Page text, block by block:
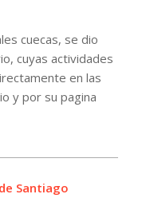
cuecas, se dio
cuyas actividades
en las
y por su pagina
Santiago